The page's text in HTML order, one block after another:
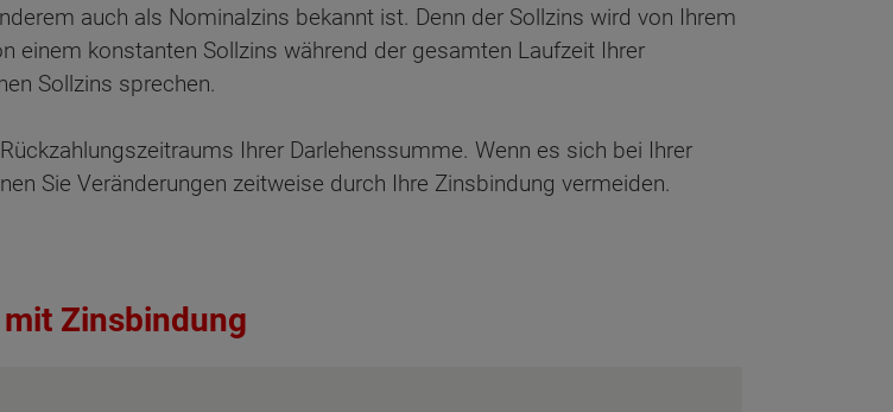
auch als Nominalzins bekannt ist. Denn der Sollzins wird von Ihrem
einem konstanten Sollzins während der gesamten Laufzeit Ihrer
Sollzins sprechen.
Ihrer Darlehenssumme. Wenn es sich bei Ihrer
Sie Veränderungen zeitweise durch Ihre Zinsbindung vermeiden.
Zinsbindung